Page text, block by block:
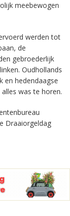
meebewogen
werden tot
de
gebroederlijk
Oudhollands
en hedendaagse
alles was te horen.
Draaiorgeldag